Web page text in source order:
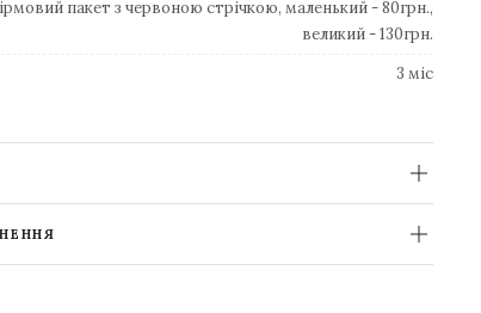
пакет з червоною стрічкою, маленький - 80грн.,
великий - 130грн.
3 міс